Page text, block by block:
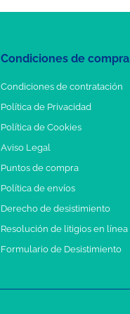
Condiciones de compra
Condiciones de contratación
Política de Privacidad
Política de Cookies
Aviso Legal
Puntos de compra
Política de envíos
Derecho de desistimiento
Resolución de litigios en línea
Formulario de Desistimiento